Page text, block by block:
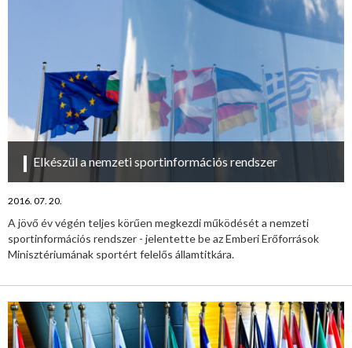
Elkészül a nemzeti sportinformációs rendszer
2016. 07. 20.
A jövő év végén teljes körűen megkezdi működését a nemzeti
sportinformációs rendszer - jelentette be az Emberi Erőforrások
Minisztériumának sportért felelős államtitkára.